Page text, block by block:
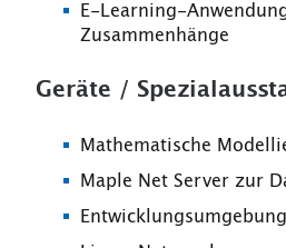
E-Learning-
Zusammenhänge
Geräte /
Mathematische
Maple Net Server zur